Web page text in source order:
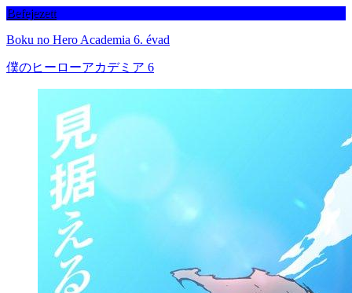
Befejezett
Boku no Hero Academia 6. évad
僕のヒーローアカデミア 6